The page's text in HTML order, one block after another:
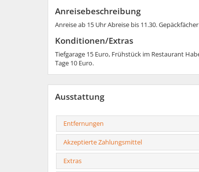
Anreisebeschreibung
Anreise ab 15 Uhr Abreise bis 11.30.
Konditionen/Extras
Tiefgarage 15 Euro, Frühstück im Restaurant
Tage 10 Euro.
Ausstattung
Entfernungen
Akzeptierte Zahlungsmittel
Extras